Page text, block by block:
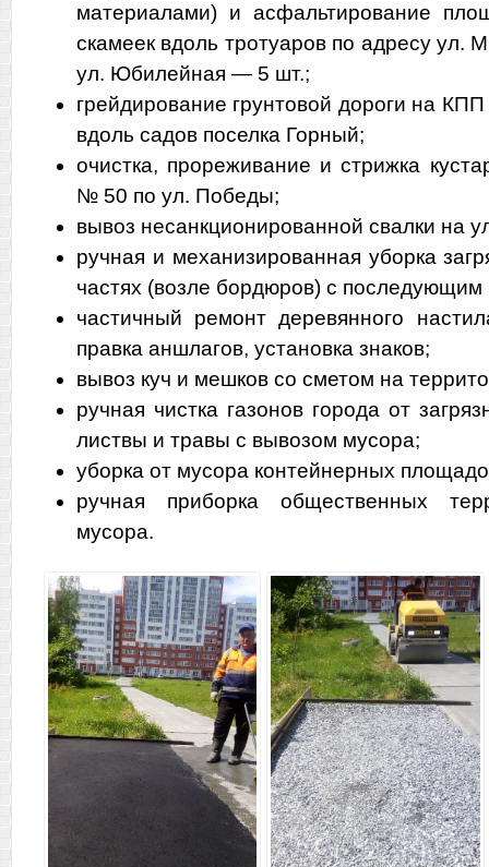
материалами) и асфальтирование
скамеек вдоль тротуаров по адресу ул.
ул. Юбилейная — 5 шт.;
грейдирование грунтовой дороги на
вдоль садов поселка Горный;
очистка, прореживание и стрижка
№ 50 по ул. Победы;
вывоз несанкционированной свалки на
ручная и механизированная уборка
частях (возле бордюров) с последующим
частичный ремонт деревянного
правка аншлагов, установка знаков;
вывоз куч и мешков со сметом на
ручная чистка газонов города от
листвы и травы с вывозом мусора;
уборка от мусора контейнерных
ручная приборка общественных
мусора.